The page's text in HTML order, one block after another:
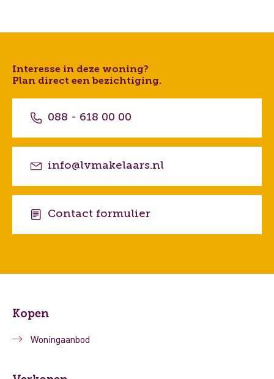
Interesse in deze woning?
Plan direct een bezichtiging.
088 - 618 00 00
info@lvmakelaars.nl
Contact formulier
Kopen
Woningaanbod